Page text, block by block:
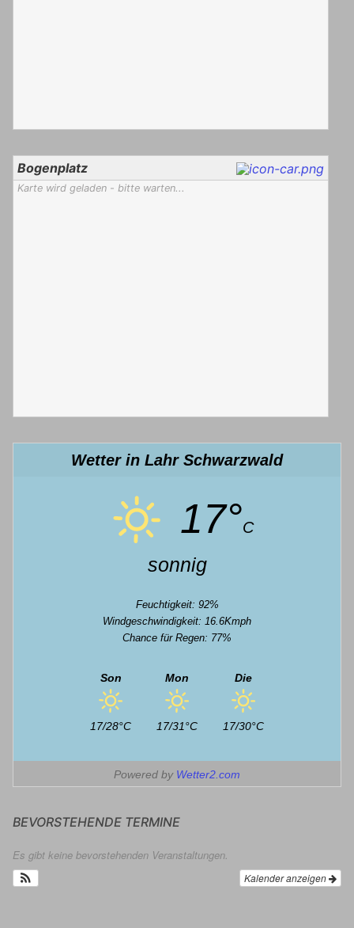
Bogenplatz
Karte wird geladen - bitte warten...
Wetter in Lahr Schwarzwald
17°C
sonnig
Feuchtigkeit: 92%
Windgeschwindigkeit: 16.6Kmph
Chance für Regen: 77%
Son
17/28°C
Mon
17/31°C
Die
17/30°C
Powered by Wetter2.com
BEVORSTEHENDE TERMINE
Es gibt keine bevorstehenden Veranstaltungen.
Kalender anzeigen